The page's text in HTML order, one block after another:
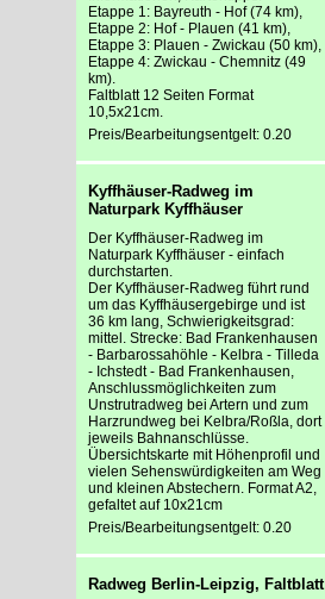
Etappe 1: Bayreuth - Hof (74 km),
Etappe 2: Hof - Plauen (41 km),
Etappe 3: Plauen - Zwickau (50 km),
Etappe 4: Zwickau - Chemnitz (49
km).
Faltblatt 12 Seiten Format
10,5x21cm.
Preis/Bearbeitungsentgelt: 0.20
Kyffhäuser-Radweg im
Naturpark Kyffhäuser
Der Kyffhäuser-Radweg im
Naturpark Kyffhäuser - einfach
durchstarten.
Der Kyffhäuser-Radweg führt rund
um das Kyffhäusergebirge und ist
36 km lang, Schwierigkeitsgrad:
mittel. Strecke: Bad Frankenhausen
- Barbarossahöhle - Kelbra - Tilleda
- Ichstedt - Bad Frankenhausen,
Anschlussmöglichkeiten zum
Unstrutradweg bei Artern und zum
Harzrundweg bei Kelbra/Roßla, dort
jeweils Bahnanschlüsse.
Übersichtskarte mit Höhenprofil und
vielen Sehenswürdigkeiten am Weg
und kleinen Abstechern. Format A2,
gefaltet auf 10x21cm
Preis/Bearbeitungsentgelt: 0.20
Radweg Berlin-Leipzig, Faltblatt